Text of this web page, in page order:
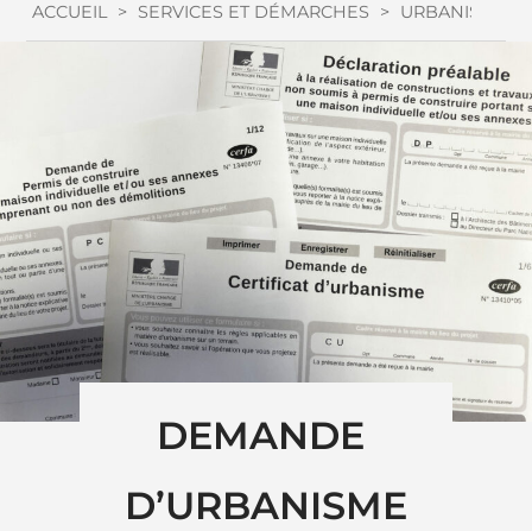
ACCUEIL > SERVICES ET DÉMARCHES > URBANISME
DEMANDE
D’URBANISME